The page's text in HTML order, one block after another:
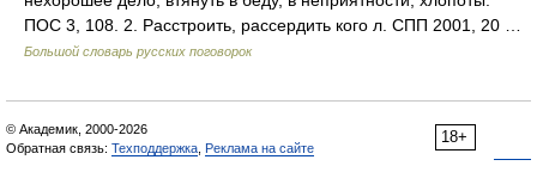
ПОС 3, 108. 2. Расстроить, рассердить кого л. СПП 2001, 20 …
Большой словарь русских поговорок
18+
© Академик, 2000-2026
Обратная связь: Техподдержка Реклама на сайте